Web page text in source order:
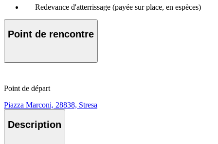
Redevance d'atterrissage (payée sur place, en espèces)
Point de rencontre
Point de départ
Piazza Marconi, 28838, Stresa
Description